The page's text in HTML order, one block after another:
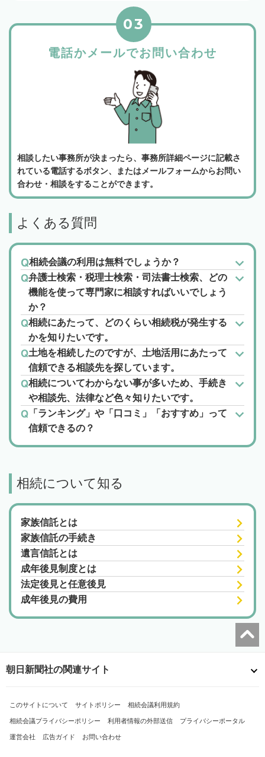
電話かメールでお問い合わせ
03
相談したい事務所が決まったら、事務所詳細ページに記載さ
れている電話するボタン、またはメールフォームからお問い
合わせ・相談をすることができます。
よくある質問
相続会議の利用は無料でしょうか？
弁護士検索・税理士検索・司法書士検索、どの
機能を使って専門家に相談すればいいでしょう
か？
相続にあたって、どのくらい相続税が発生する
かを知りたいです。
土地を相続したのですが、土地活用にあたって
信頼できる相談先を探しています。
相続についてわからない事が多いため、手続き
や相談先、法律など色々知りたいです。
「ランキング」や「口コミ」「おすすめ」って
信頼できるの？
相続について知る
家族信託とは
家族信託の手続き
遺言信託とは
成年後見制度とは
法定後見と任意後見
成年後見の費用
朝日新聞社の関連サイト
このサイトについて サイトポリシー 相続会議利用規約
相続会議プライバシーポリシー 利用者情報の外部送信 プライバシーポータル
運営会社 広告ガイド お問い合わせ